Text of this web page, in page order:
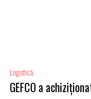
Logistică
GEFCO a